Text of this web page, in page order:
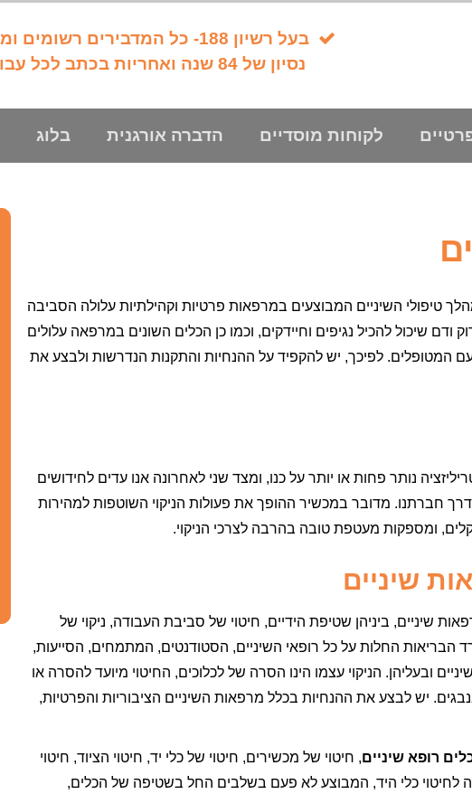
בעל רשיון 188- כל המדבירים רשומים ומוסמכים
נסיון של 84 שנה ואחריות בכתב לכל עבודה!
לקוחות מוסדיים הדברה אורגנית בלוג
טיפולי השיניים המבוצעים במרפאות פרטיות וקהילתיות עלולה הסביבה
שיכול להכיל נגיפים וחיידקים, וכמו כן הכלים השונים במרפאה עלולים
המטופלים. לפיכך, יש להקפיד על ההנחיות והתקנות הנדרשות ולבצע את
נותר פחות או יותר על כנו, ומצד שני לאחרונה אנו עדים לחידושים
דרך חברתנו. מדובר במכשיר ההופך את פעולות הניקוי השוטפות למהירות
ומספקות מעטפת טובה בהרבה לצרכי הניקוי.
שיניים
שיניים, ביניהן שטיפת הידיים, חיטוי של סביבת העבודה, ניקוי של
הבריאות החלות על כל רופאי השיניים, הסטודנטים, המתמחים, הסייעות,
ובעליהן. הניקוי עצמו הינו הסרה של לכלוכים, החיטוי מיועד להסרה או
יש לבצע את ההנחיות בכלל מרפאות השיניים הציבוריות והפרטיות,
רופא שיניים, חיטוי של מכשירים, חיטוי של כלי יד, חיטוי הציוד, חיטוי
לחיטוי כלי היד, המבוצע לא פעם בשלבים החל בשטיפה של הכלים,